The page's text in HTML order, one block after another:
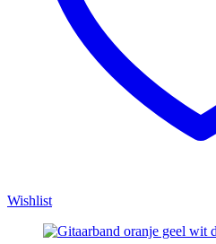
Wishlist